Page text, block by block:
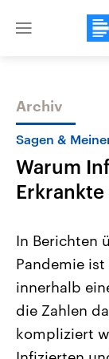
Close
Themen
Landtagswahl
2026
Alle
Sachsen-Anhalt
September
Landtag. Seit
Bundesland von
Archiv
Sagen &
Warum
In Berichten
Pandemie
innerhalb
die Zahlen
kompliziert